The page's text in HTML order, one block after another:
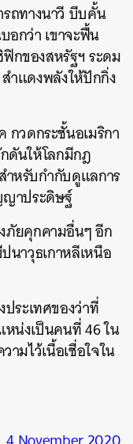
ถทางนาวี บีบคั้น
อกว่า เขาจะฟื้น
กของสหรัฐฯ ระดม
ำแดงพลังให้ปักกิ่ง
วดกระชั้นอเมริกา
ดันให้โลกมีกฎ
หรับกำกับดูแลการ
ญาประดิษฐ์
ภัยคุกคามอื่นๆ อีก
นาวุธเกาหลีเหนือ
ระเทศของว่าที่
หน่งเป็นคนที่ 46 ใน
มไว้เนื้อเชื่อใจใน